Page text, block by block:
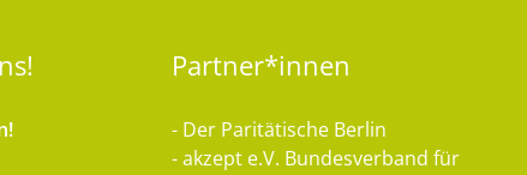
Partner*innen
- Der Paritätische Berlin
- akzept e.V. Bundesverband für